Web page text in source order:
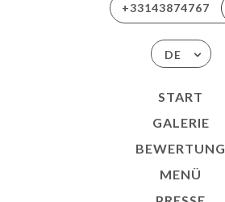
+33143874767
DE
START
GALERIE
BEWERTUNG
MENÜ